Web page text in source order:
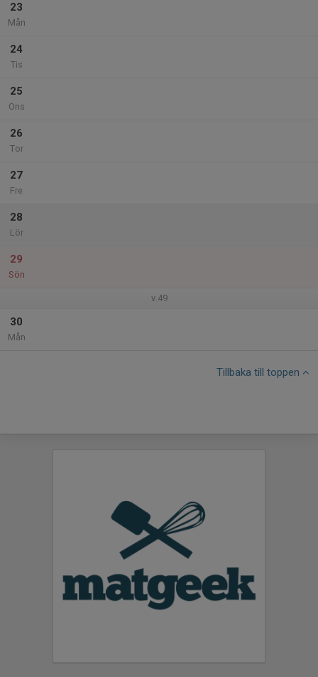
23
Mån
24
Tis
25
Ons
26
Tor
27
Fre
28
Lör
29
Sön
v.49
30
Mån
Tillbaka till toppen